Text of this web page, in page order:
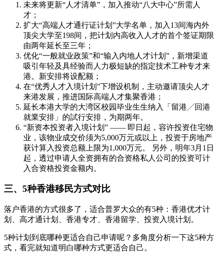
未来将更新“人才清单”，加入推动“八大中心”所需人
才；
扩大“高端人才通行证计划”大学名单，加入13间海内外
顶尖大学至198间，把计划内高收入人才的首个签证期限
由两年延长至三年；
优化“一般就业政策”和“输入内地人才计划”，新增渠道
吸引年轻及具经验而人力极短缺的指定技术工种专才来
港。新安排将设配额；
在“优秀人才入境计划”下增设机制，主动邀请顶尖人才
来港发展，推进国际高端人才集聚香港；
延长本港大学的大湾区校园毕业生生纳入「留港╱回港
就業安排」的試行安排，为期两年。
“新资本投资者入境计划” —— 即日起，容许投资住宅物
业，该物业成交价须为5,000万元或以上，投资于房地产
获计算入投资总额上限为1,000万元。 另外，明年3月1日
起，透过申请人全资拥有的合资格私人公司的投资可计
入合资格投资金额内。
三、5种香港移民方式对比
落户香港的方式很多了，适合普罗大众的有5种：香港优才计
划、高才通计划、香港专才、香港留学、投资入境计划。
5种计划到底哪种更适合自己申请呢？多角度分析一下这5种方
式，看完就知道明白哪种方式更适合自己。